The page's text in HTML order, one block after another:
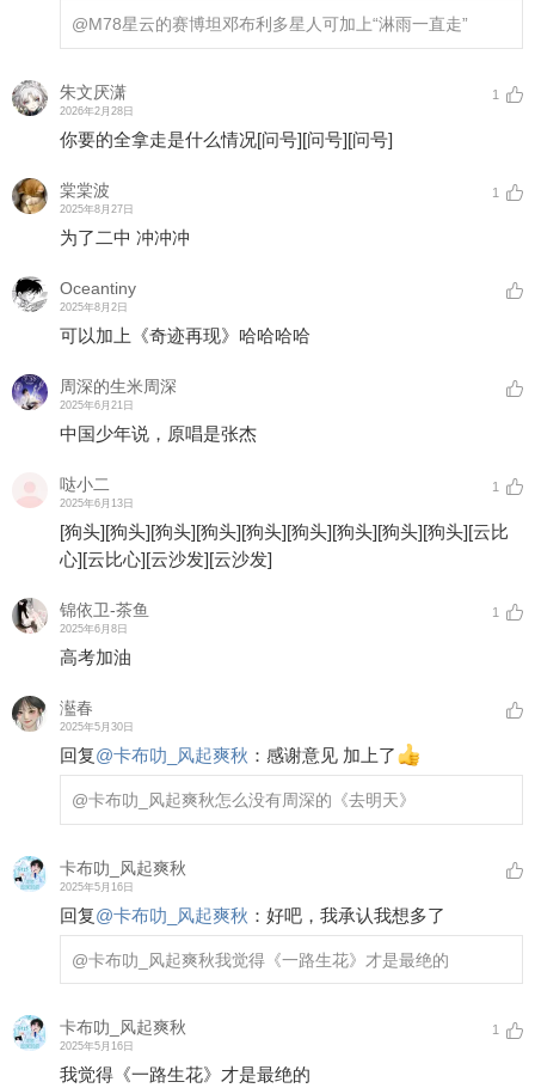
@M78星云的赛博坦邓布利多星人可加上“淋雨一直走”
朱文厌潇
2026年2月28日
1
你要的全拿走是什么情况[问号][问号][问号]
棠棠波
2025年8月27日
1
为了二中 冲冲冲
Oceantiny
2025年8月2日
可以加上《奇迹再现》哈哈哈哈
周深的生米周深
2025年6月21日
中国少年说，原唱是张杰
哒小二
2025年6月13日
1
[狗头][狗头][狗头][狗头][狗头][狗头][狗头][狗头][狗头][云比
心][云比心][云沙发][云沙发]
锦依卫-茶鱼
2025年6月8日
1
高考加油
灆春
2025年5月30日
回复@卡布叻_风起爽秋 ： 感谢意见 加上了
@卡布叻_风起爽秋怎么没有周深的《去明天》
卡布叻_风起爽秋
2025年5月16日
回复@卡布叻_风起爽秋 ： 好吧，我承认我想多了
@卡布叻_风起爽秋我觉得《一路生花》才是最绝的
卡布叻_风起爽秋
2025年5月16日
1
我觉得《一路生花》才是最绝的